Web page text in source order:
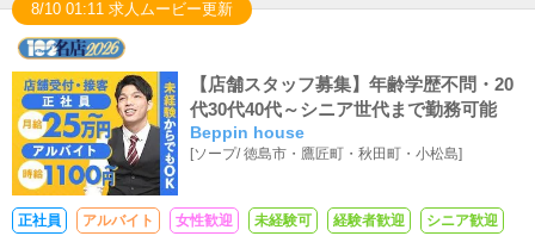
8/10 01:11 求人ムービー更新
【店舗スタッフ募集】年齢学歴不問・20
代30代40代～シニア世代まで勤務可能
Beppin house
[ソープ/徳島市・鷹匠町・秋田町・小松島]
正社員 アルバイト 女性歓迎 未経験可 経験者歓迎
シニア歓迎